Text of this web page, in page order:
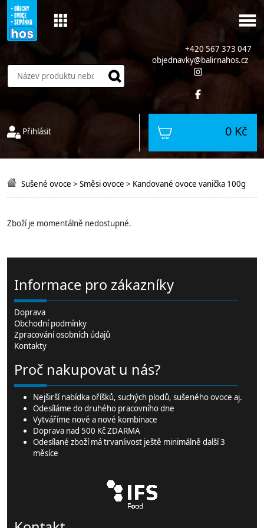
+420 567 373 047
objednavky@balirnahos.cz
Přihlásit 0 Kč
Sušené ovoce > Směsi ovoce > Kandované ovoce vanička 100g
Zboží je momentálně nedostupné.
Informace pro zákazníky
Doprava
Obchodní podmínky
Zpracování osobních údajů
Kontakty
Proč nakupovat u nás?
Nejširšínabídka oříšků, suchých plodů, sušeného ovoce aj.
Odesíláme do druhého pracovního dne
Vytváříme nové a nové kombinace
Doprava nad 500 Kč ZDARMA
Odesílané zboží má trvanlivost ještě minimálně další 3
měsíce